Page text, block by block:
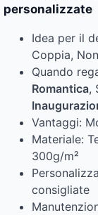
personalizzate
Idea per il
Coppia,
Quando
Romantica,
Vantaggi:
Materiale:
300g/m²
consigliate